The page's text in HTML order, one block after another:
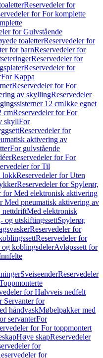
Reservedeler for
for For komplette
for Gulvstående
toaletterReservedeler for
for barnReservedeler for
Reservedeler for
Reservedeler for
For Kappa
Reservedeler for For
av skyllingReservedeler
12 cmIkke egnet
cmReservedeler for For
skyllFor
Reservedeler for
aktivering av
For gulvstående
Reservedeler for For
for Til
lokkReservedeler for Uten
Reservedeler for Spylerør,
for Med elektronisk aktivering
Med pneumatisk aktivering av
nettdriftMed elektronisk
og utskiftingssettSpylerør,
Reservedeler for
Reservedeler for
koblingsdelerAvløpssett for
SveiseenderReservedeler
for Halvveis nedfelt
Servanter for
håndvaskMøbelpakker med
servanterFor
for For toppmontert
Høye skapReservedeler
for
for